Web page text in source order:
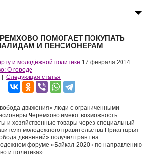
ПОМОГАЕТ ПОКУПАТЬ
И ПЕНСИОНЕРАМ
и молодёжной политике 17 февраля 2014
О городе
Следующая статья
движения» люди с ограниченными
Черемхово имеют возможность
и хозяйственные товары через специальный
молодежного правительства Приангарья
движений» получил грант на
форуме «Байкал-2020» по направлению
и политика».